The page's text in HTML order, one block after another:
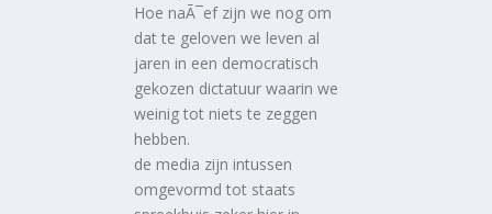
Hoe naÃ¯ef zijn we nog om
dat te geloven we leven al
jaren in een democratisch
gekozen dictatuur waarin we
weinig tot niets te zeggen
hebben.
de media zijn intussen
omgevormd tot staats